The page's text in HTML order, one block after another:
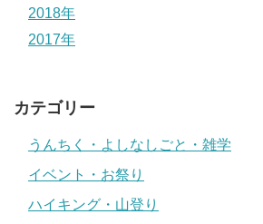
2018年
2017年
カテゴリー
うんちく・よしなしごと・雑学
イベント・お祭り
ハイキング・山登り